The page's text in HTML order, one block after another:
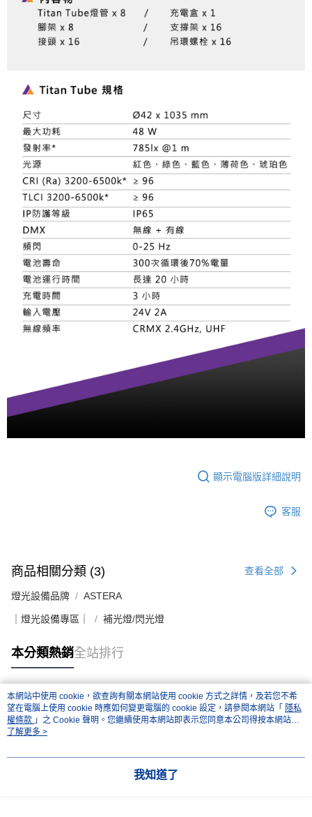
顯示電腦版詳細說明
客服
商品相關分類 (3) 查看全部
燈光設備品牌 ASTERA
｜燈光設備專區｜ 補光燈/閃光燈
本分類熱銷全站排行
熱門標籤
本網站中使用 cookie，欲查詢有關本網站使用 cookie 方式之詳情，及若您不希
望在電腦上使用 cookie 時應如何變更電腦的 cookie 設定，請參閱本網站「 隱私
權條款 」之 Cookie 聲明。您繼續使用本網站即表示您同意本公司得按本網站使
用條款之 Cookie 聲明使用 cookie。
了解更多 >
我知道了